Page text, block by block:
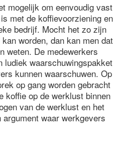
mogelijk om eenvoudig vast
met de koffievoorziening en
bedrijf. Mocht het zo zijn
worden, dan kan men dat
weten. De medewerkers
ludiek waarschuwingspakket
kunnen waarschuwen. Op
op gang worden gebracht
koffie op de werklust binnen
van de werklust en het
waar werkgevers